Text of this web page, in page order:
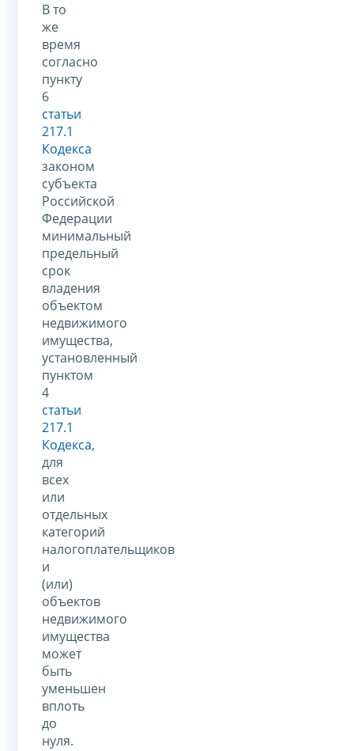
В то
же
время
согласно
пункту
6
статьи
217.1
Кодекса
законом
субъекта
Российской
Федерации
минимальный
предельный
срок
владения
объектом
недвижимого
имущества,
установленный
пунктом
4
статьи
217.1
Кодекса,
для
всех
или
отдельных
категорий
налогоплательщиков
и
(или)
объектов
недвижимого
имущества
может
быть
уменьшен
вплоть
до
нуля.